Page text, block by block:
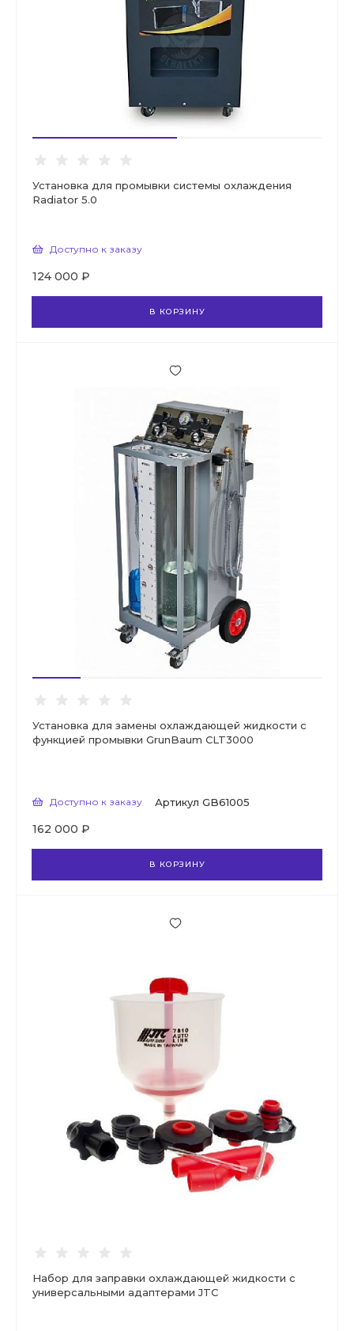
Установка для промывки системы охлаждения
Radiator 5.0
Доступно к заказу
124 000 ₽
В КОРЗИНУ
Установка для замены охлаждающей жидкости с
функцией промывки GrunBaum CLT3000
Доступно к заказу Артикул GB61005
162 000 ₽
В КОРЗИНУ
Набор для заправки охлаждающей жидкости с
универсальными адаптерами JTC